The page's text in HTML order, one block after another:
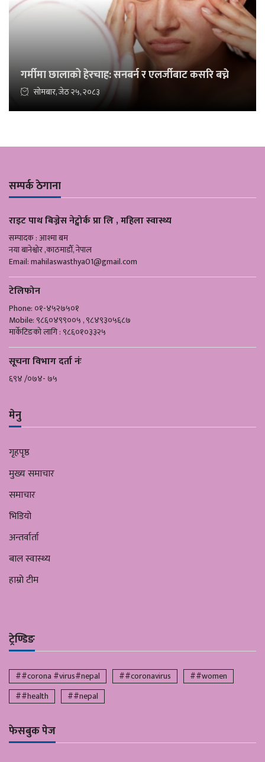
गर्मीमा छालाको हेरचाह: सनबर्न र एलर्जीबाट कसरि बच्ने
सोमबार, जेठ २५, २०८३
सम्पर्क ठेगाना
राइट पाथ बिज्नेस नेट्वोर्क प्रा लि , महिला स्वास्थ्य
सम्पादक : आश्मा बम
नया बानेश्वोर ,काठमाडौँ, नेपाल
Email:mahilaswasthya01@gmail.com
टेलिफोन
Phone: ०१-४५२७५०१
Mobile: ९८६०४९९००५ , ९८४९३०५६८७
मार्केटिङको लागि : ९८६०१०३३२५
सूचना विभाग दर्ता नंः
६९४ /०७४- ७५
मेनु
गृहपृष्ठ
मुख्य समाचार
समाचार
भिडियो
अन्तर्वार्ता
बाल स्वास्थ्य
हाम्रो टीम
ट्रेण्डिङ
##corona #virus#nepal ##coronavirus
##women
##health
##nepal
फेसबुक पेज